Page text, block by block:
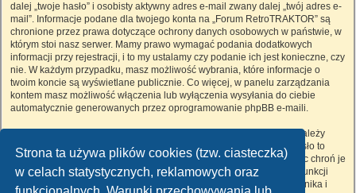
Strona ta używa plików cookies (tzw. ciasteczka)
w celach statystycznych, reklamowych oraz
dalej „twoje hasło” i osobisty aktywny adres e-mail zwany dalej „twój adres e-
mail”. Informacje podane dla twojego konta na „Forum RetroTRAKTOR” są
chronione przez prawa dotyczące ochrony danych osobowych w państwie, w
którym stoi nasz serwer. Mamy prawo wymagać podania dodatkowych
informacji przy rejestracji, i to my ustalamy czy podanie ich jest konieczne, czy
nie. W każdym przypadku, masz możliwość wybrania, które informacje o
twoim koncie są wyświetlane publicznie. Co więcej, w panelu zarządzania
kontem masz możliwość włączenia lub wyłączenia wysyłania do ciebie
automatycznie generowanych przez oprogramowanie phpBB e-maili.
Twoje hasło jest zaszyfrowane, więc jest bezpieczne, niemniej nie należy
używać tego samego hasła na różnych witrynach internetowych. Hasło to
umożliwia dostęp do twojego konta na „Forum RetroTRAKTOR”, więc chroń je
i w żadnym wypadku nie podawajnikomu. Jeśli je zapomnisz, użyj funkcji
„Nie pamiętam hasła”. Witryna poprosi cię o podanie nazwy użytkownika i